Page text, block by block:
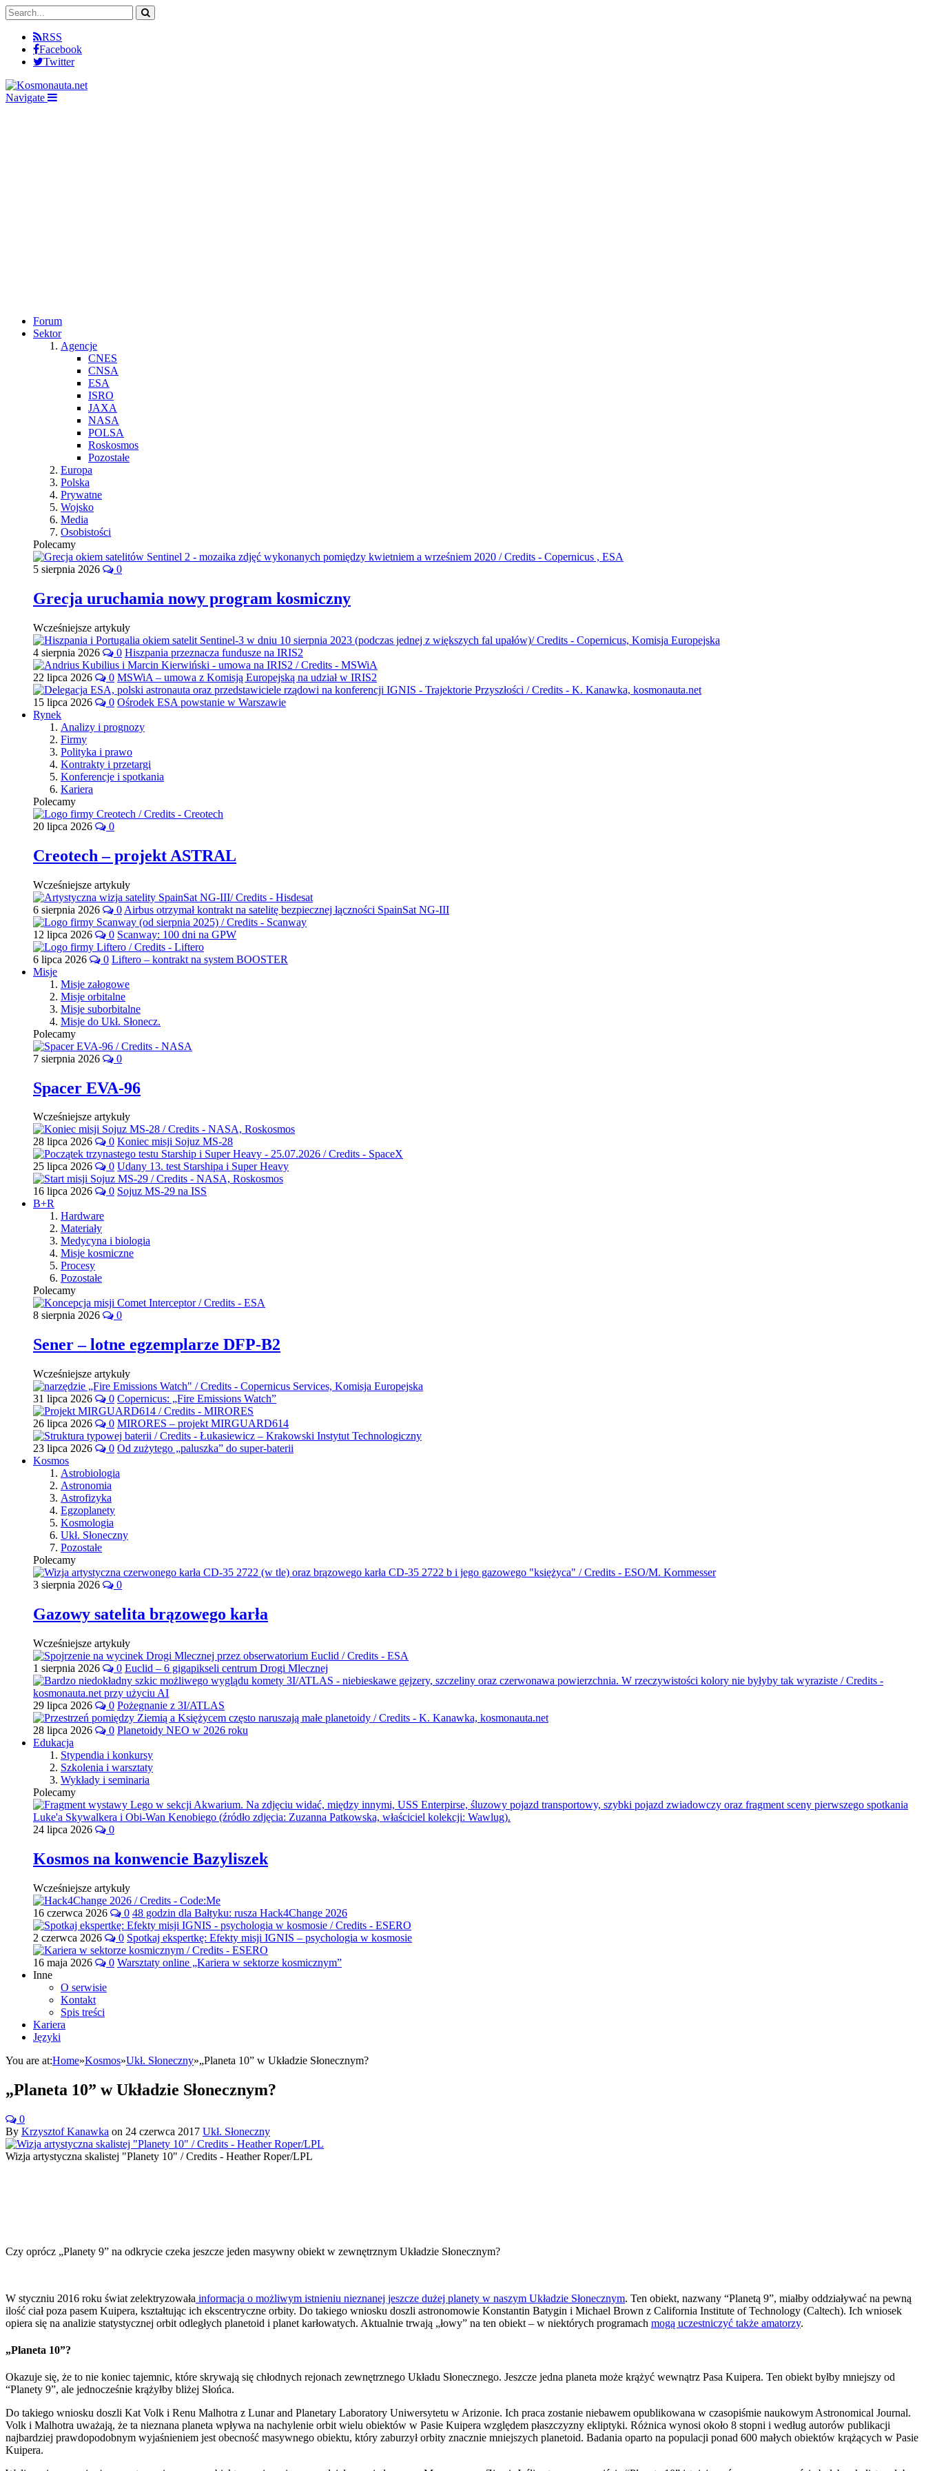
RSS
Facebook
Twitter
Navigate
Forum
Sektor
Agencje
CNES
CNSA
ESA
ISRO
JAXA
NASA
POLSA
Roskosmos
Pozostałe
Europa
Polska
Prywatne
Wojsko
Media
Osobistości
Polecamy
5 sierpnia 2026 0
Grecja uruchamia nowy program kosmiczny
Wcześniejsze artykuły
4 sierpnia 2026 0 Hiszpania przeznacza fundusze na IRIS2
22 lipca 2026 0 MSWiA – umowa z Komisją Europejską na udział w IRIS2
15 lipca 2026 0 Ośrodek ESA powstanie w Warszawie
Rynek
Analizy i prognozy
Firmy
Polityka i prawo
Kontrakty i przetargi
Konferencje i spotkania
Kariera
Polecamy
20 lipca 2026 0
Creotech – projekt ASTRAL
Wcześniejsze artykuły
6 sierpnia 2026 0 Airbus otrzymał kontrakt na satelitę bezpiecznej łączności SpainSat NG-III
12 lipca 2026 0 Scanway: 100 dni na GPW
6 lipca 2026 0 Liftero – kontrakt na system BOOSTER
Misje
Misje załogowe
Misje orbitalne
Misje suborbitalne
Misje do Ukł. Słonecz.
Polecamy
7 sierpnia 2026 0
Spacer EVA-96
Wcześniejsze artykuły
28 lipca 2026 0 Koniec misji Sojuz MS-28
25 lipca 2026 0 Udany 13. test Starshipa i Super Heavy
16 lipca 2026 0 Sojuz MS-29 na ISS
B+R
Hardware
Materiały
Medycyna i biologia
Misje kosmiczne
Procesy
Pozostałe
Polecamy
8 sierpnia 2026 0
Sener – lotne egzemplarze DFP-B2
Wcześniejsze artykuły
31 lipca 2026 0 Copernicus: „Fire Emissions Watch”
26 lipca 2026 0 MIRORES – projekt MIRGUARD614
23 lipca 2026 0 Od zużytego „paluszka” do super-baterii
Kosmos
Astrobiologia
Astronomia
Astrofizyka
Egzoplanety
Kosmologia
Ukł. Słoneczny
Pozostałe
Polecamy
3 sierpnia 2026 0
Gazowy satelita brązowego karła
Wcześniejsze artykuły
1 sierpnia 2026 0 Euclid – 6 gigapikseli centrum Drogi Mlecznej
29 lipca 2026 0 Pożegnanie z 3I/ATLAS
28 lipca 2026 0 Planetoidy NEO w 2026 roku
Edukacja
Stypendia i konkursy
Szkolenia i warsztaty
Wykłady i seminaria
Polecamy
24 lipca 2026 0
Kosmos na konwencie Bazyliszek
Wcześniejsze artykuły
16 czerwca 2026 0 48 godzin dla Bałtyku: rusza Hack4Change 2026
2 czerwca 2026 0 Spotkaj ekspertkę: Efekty misji IGNIS – psychologia w kosmosie
16 maja 2026 0 Warsztaty online „Kariera w sektorze kosmicznym”
Inne
O serwisie
Kontakt
Spis treści
Kariera
Języki
You are at:Home»Kosmos»Ukł. Słoneczny»„Planeta 10” w Układzie Słonecznym?
„Planeta 10” w Układzie Słonecznym?
0
By Krzysztof Kanawka on 24 czerwca 2017 Ukł. Słoneczny
Wizja artystyczna skalistej "Planety 10" / Credits - Heather Roper/LPL
Czy oprócz „Planety 9” na odkrycie czeka jeszcze jeden masywny obiekt w zewnętrznym Układzie Słonecznym?
W styczniu 2016 roku świat zelektryzowała informacja o możliwym istnieniu nieznanej jeszcze dużej planety w naszym Układzie Słonecznym. Ten obiekt, nazwany “Planetą 9”, miałby oddziaływać na pewną
ilość ciał poza pasem Kuipera, kształtując ich ekscentryczne orbity. Do takiego wniosku doszli astronomowie Konstantin Batygin i Michael Brown z California Institute of Technology (Caltech). Ich wniosek
opiera się na analizie statystycznej orbit odległych planetoid i planet karłowatych. Aktualnie trwają „łowy” na ten obiekt – w niektórych programach mogą uczestniczyć także amatorzy.
„Planeta 10”?
Okazuje się, że to nie koniec tajemnic, które skrywają się chłodnych rejonach zewnętrznego Układu Słonecznego. Jeszcze jedna planeta może krążyć wewnątrz Pasa Kuipera. Ten obiekt byłby mniejszy od
“Planety 9”, ale jednocześnie krążyłby bliżej Słońca.
Do takiego wniosku doszli Kat Volk i Renu Malhotra z Lunar and Planetary Laboratory Uniwersytetu w Arizonie. Ich praca zostanie niebawem opublikowana w czasopiśmie naukowym Astronomical Journal.
Volk i Malhotra uważają, że ta nieznana planeta wpływa na nachylenie orbit wielu obiektów w Pasie Kuipera względem płaszczyzny ekliptyki. Różnica wynosi około 8 stopni i według autorów publikacji
najbardziej prawdopodobnym wyjaśnieniem jest obecność masywnego obiektu, który zaburzył orbity znacznie mniejszych planetoid. Badania oparto na populacji ponad 600 małych obiektów krążących w Pasie
Kuipera.